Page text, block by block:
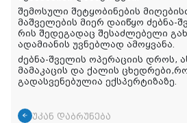
შემოსული შეტყობინების
მაშველების მიერ დაიწყო ძებნა-
რის შედეგადაც შესაძლებელი
ადამიანის უვნებლად ამოყვანა.
ძებნა-შველის ოპერაციის დროს,
მამაკაცის და ქალის
გადასვენებულია ექსპერტიზაზე.
უკან დაბრუნება